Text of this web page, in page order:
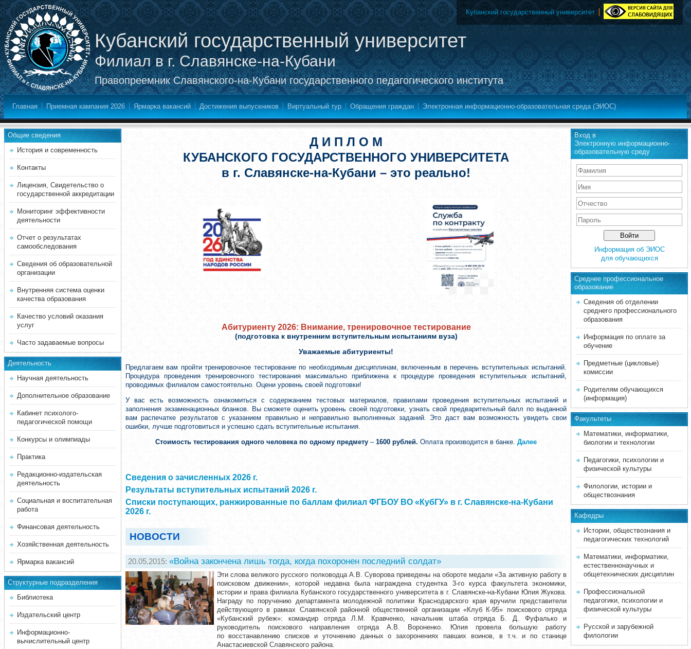
Кубанский государственный университет
Филиал в г. Славянске-на-Кубани
Правопреемник Славянского-на-Кубани государственного педагогического института
Кубанский государственный университет
Главная Приемная кампания 2026 Ярмарка вакансий Достижения выпускников Виртуальный тур Обращения граждан Электронная информационно-образовательная среда (ЭИОС)
Общие сведения
История и современность
Контакты
Лицензия, Свидетельство о
государственной аккредитации
Мониторинг эффективности
деятельности
Отчет о результатах
самообследования
Сведения об образовательной
организации
Внутренняя система оценки
качества образования
Качество условий оказания
услуг
Часто задаваемые вопросы
Деятельность
Научная деятельность
Дополнительное образование
Кабинет психолого-
педагогической помощи
Конкурсы и олимпиады
Практика
Редакционно-издательская
деятельность
Социальная и воспитательная
работа
Финансовая деятельность
Хозяйственная деятельность
Ярмарка вакансий
Структурные подразделения
Библиотека
Издательский центр
Информационно-
вычислительный центр
Д И П Л О М
КУБАНСКОГО ГОСУДАРСТВЕННОГО УНИВЕРСИТЕТА
в г. Славянске-на-Кубани – это реально!
Абитуриенту 2026: Внимание, тренировочное тестирование
(подготовка к внутренним вступительным испытаниям вуза)
Уважаемые абитуриенты!
Предлагаем вам пройти тренировочное тестирование по необходимым дисциплинам, включенным в перечень вступительных испытаний.
Процедура проведения тренировочного тестирования максимально приближена к процедуре проведения вступительных испытаний,
проводимых филиалом самостоятельно. Оцени уровень своей подготовки!
У вас есть возможность ознакомиться с содержанием тестовых материалов, правилами проведения вступительных испытаний и
заполнения экзаменационных бланков. Вы сможете оценить уровень своей подготовки, узнать свой предварительный балл по выданной
вам распечатке результатов с указанием правильно и неправильно выполненных заданий. Это даст вам возможность увидеть свои
ошибки, лучше подготовиться и успешно сдать вступительные испытания.
Стоимость тестирования одного человека по одному предмету –1600 рублей. Оплата производится в банке. Далее
Сведения о зачисленных 2026 г.
Результаты вступительных испытаний 2026 г.
Списки поступающих, ранжированные по баллам филиал ФГБОУ ВО «КубГУ» в г. Славянске-на-Кубани
2026 г.
НОВОСТИ
20.05.2015: «Война закончена лишь тогда, когда похоронен последний солдат»
Эти слова великого русского полководца А.В. Суворова приведены на обороте медали «За активную работу в
поисковом движении», которой недавна была награждена студентка 3-го курса факультета экономики,
истории и права филиала Кубанского государственного университета в г. Славянске-на-Кубани Юлия Жукова.
Награду по поручению департамента молодежной политики Краснодарского края вручили представители
действующего в рамках Славянской районной общественной организации «Клуб К-95» поискового отряда
«Кубанский рубеж»: командир отряда Л.М. Кравченко, начальник штаба отряда Б. Д. Фуфалько и
руководитель поискового направления отряда А.В. Вороненко. Юлия провела большую работу
по восстанавлению списков и уточнению данных о захоронениях павших воинов, в т.ч. и по станице
Анастасиевской Славянского района.
Вход в
Электронную информационно-
образовательную среду
Информация об ЭИОС
для обучающихся
Среднее професcиональное
образование
Сведения об отделении
среднего профессионального
образования
Информация по оплате за
обучение
Предметные (цикловые)
комиссии
Родителям обучающихся
(информация)
Факультеты
Математики, информатики,
биологии и технологии
Педагогики, психологии и
физической культуры
Филологии, истории и
обществознания
Кафедры
Истории, обществознания и
педагогических технологий
Математики, информатики,
естественнонаучных и
общетехнических дисциплин
Профессиональной
педагогики, психологии и
физической культуры
Русской и зарубежной
филологии